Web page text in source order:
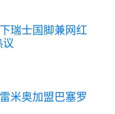
瑞士国脚兼网红
议
米奥加盟巴塞罗